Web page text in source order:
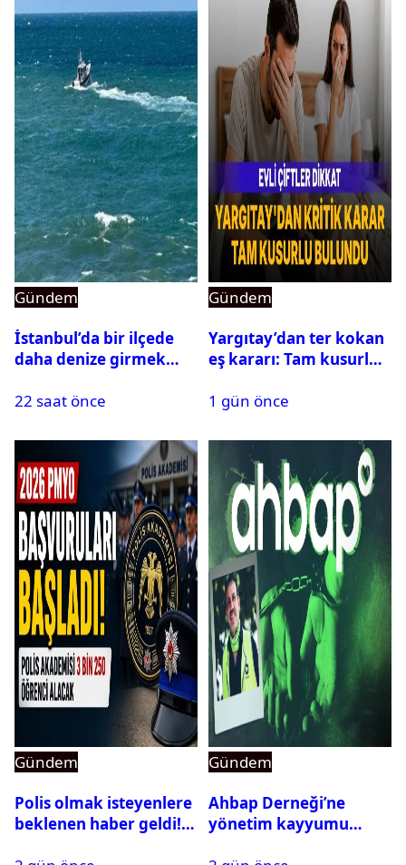
Gündem
İstanbul’da bir ilçede
daha denize girmek
22 saat önce
Gündem
Yargıtay’dan ter kokan
eş kararı: Tam kusurlu
1 gün önce
Gündem
Polis olmak isteyenlere
beklenen haber geldi!
Gündem
Ahbap Derneği’ne
yönetim kayyumu